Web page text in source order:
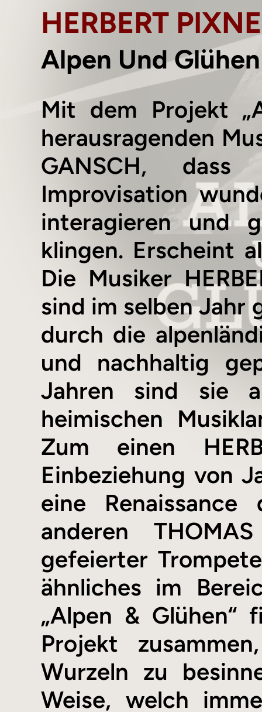
HERBERT
Alpen Und Glühen
Mit dem Projekt
herausragenden
GANSCH, dass
Improvisation
interagieren und
klingen. Erscheint
Die Musiker
sind im selben Jahr
durch die
und nachhaltig
Jahren sind sie
heimischen
Zum einen
Einbeziehung von
eine
anderen
gefeierter
ähnliches im
„Alpen & Glühen“
Projekt
Wurzeln zu
Weise, welch